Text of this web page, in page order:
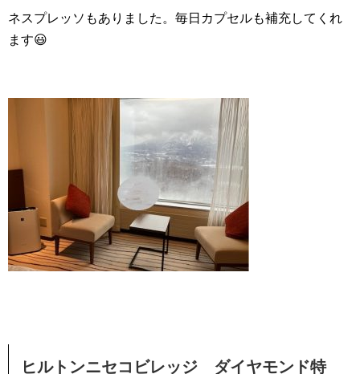
ネスプレッソもありました。毎日カプセルも補充してくれ
ます😃
ヒルトンニセコビレッジ ダイヤモンド特